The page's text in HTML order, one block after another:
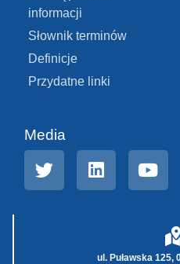
informacji
Słownik terminów
Definicje
Przydatne linki
Media
ul. Puławska 125,